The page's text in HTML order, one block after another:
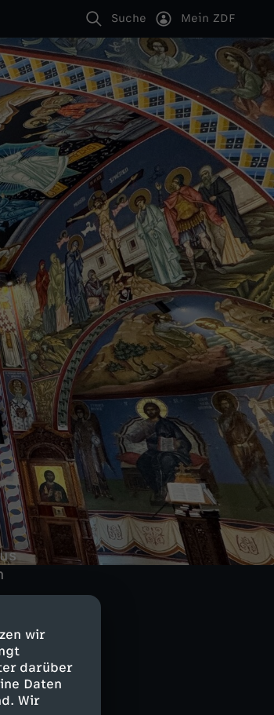
wir
darüber
Daten
Wir
Suche Mein ZDF